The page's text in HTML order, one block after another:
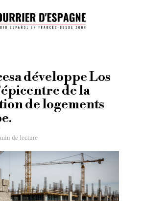
développe Los
de la
de logements
de lecture